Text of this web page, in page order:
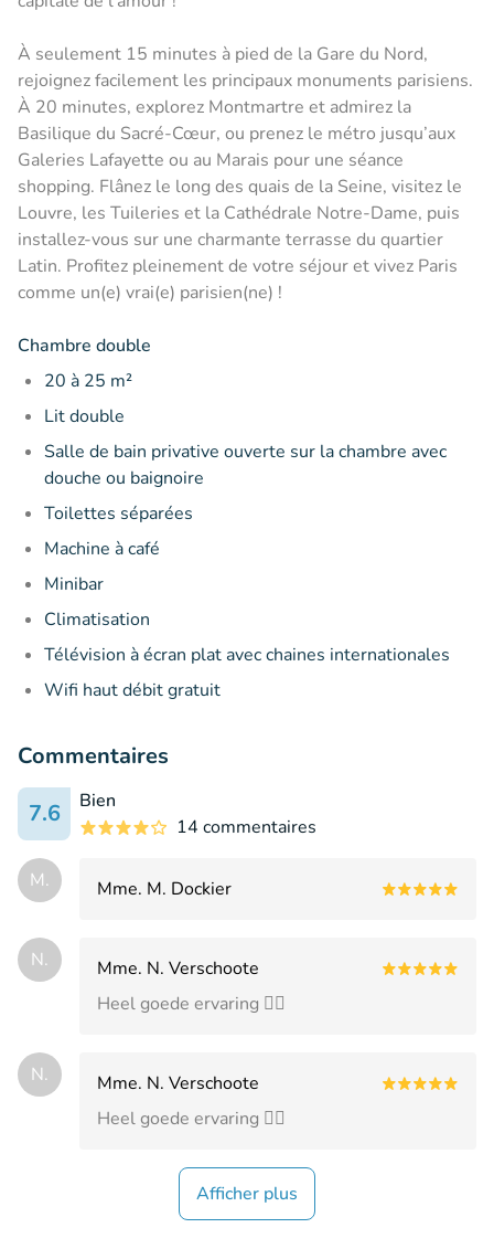
À seulement 15 minutes à pied de la Gare du Nord,
rejoignez facilement les principaux monuments parisiens.
À 20 minutes, explorez Montmartre et admirez la
Basilique du Sacré-Cœur, ou prenez le métro jusqu’aux
Galeries Lafayette ou au Marais pour une séance
shopping. Flânez le long des quais de la Seine, visitez le
Louvre, les Tuileries et la Cathédrale Notre-Dame, puis
installez-vous sur une charmante terrasse du quartier
Latin. Profitez pleinement de votre séjour et vivez Paris
comme un(e) vrai(e) parisien(ne) !
Chambre double
20 à 25 m²
Lit double
Salle de bain privative ouverte sur la chambre avec
douche ou baignoire
Toilettes séparées
Machine à café
Minibar
Climatisation
Télévision à écran plat avec chaines internationales
Wifi haut débit gratuit
Commentaires
7.6
Bien
14 commentaires
M. Mme. M. Dockier
N.
Mme. N. Verschoote
Heel goede ervaring 👌🏼
N.
Mme. N. Verschoote
Heel goede ervaring 👌🏼
Afficher plus